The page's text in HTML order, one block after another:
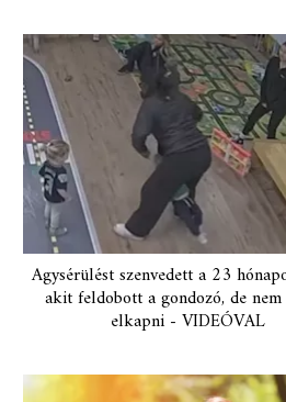
Agysérülést szenvedett a 23
akit feldobott a gondozó, de
elkapni - VIDEÓVAL